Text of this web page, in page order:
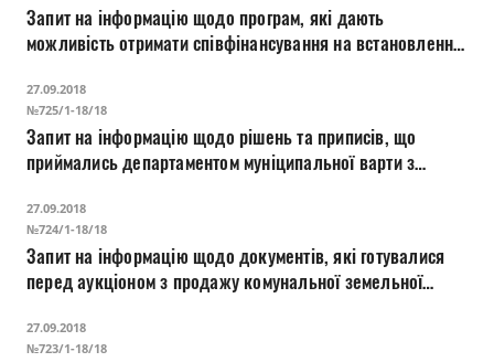
Запит на інформацію щодо програм, які дають
можливість отримати співфінансування на встановлення
27.09.2018
№725/1-18/18
Запит на інформацію щодо рішень та приписів, що
приймались департаментом муніципальної варти з
р.Стир та земельної ділянки за адресою: вул.
Ковельська, 17
27.09.2018
№724/1-18/18
Запит на інформацію щодо документів, які готувалися
перед аукціоном з продажу комунальної земельної
27.09.2018
№723/1-18/18